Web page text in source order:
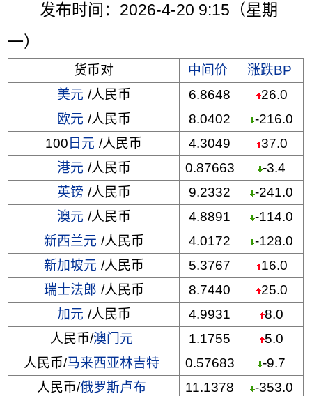
发布时间：2026-4-20 9:15（星期
一）
货币对 中间价
涨跌BP
美元 /人民币 6.8648
26.0
欧元 /人民币 8.0402
-216.0
100 日元 /人民币 4.3049
37.0
港元 /人民币 0.87663
-3.4
英镑 /人民币 9.2332
-241.0
澳元 /人民币 4.8891
-114.0
新西兰元 /人民币 4.0172
-128.0
新加坡元 /人民币 5.3767
16.0
瑞士法郎 /人民币 8.7440
25.0
加元 /人民币 4.9931
8.0
人民币/澳门元 1.1755
5.0
人民币/马来西亚林吉特 0.57683
-9.7
人民币/俄罗斯卢布 11.1378
-353.0